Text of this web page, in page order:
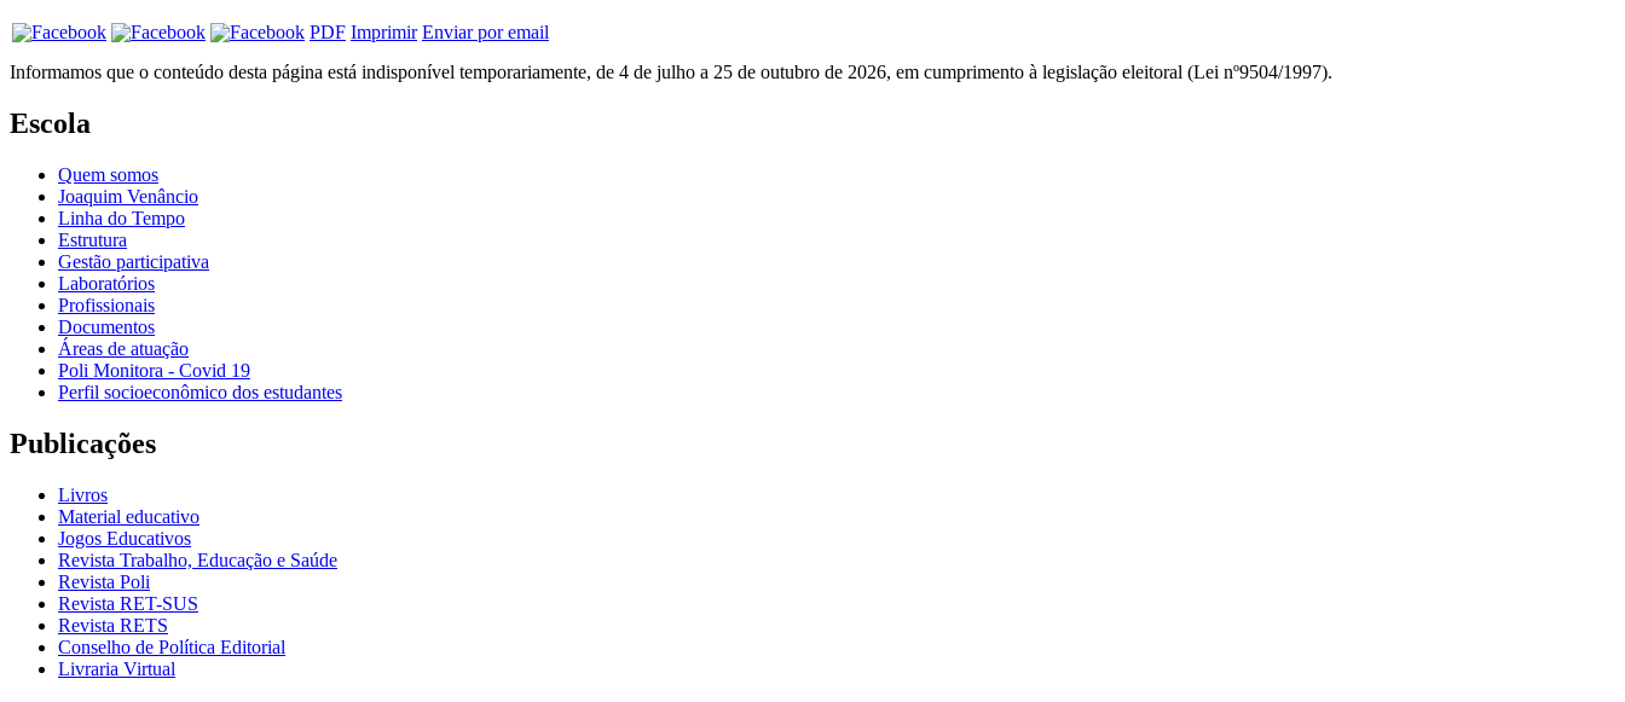
PDF Imprimir Enviar por email
Informamos que o conteúdo desta página está indisponível temporariamente, de 4 de julho a 25 de outubro de 2026, em cumprimento à legislação eleitoral (Lei nº9504/1997).
Escola
Quem somos
Joaquim Venâncio
Linha do Tempo
Estrutura
Gestão participativa
Laboratórios
Profissionais
Documentos
Áreas de atuação
Poli Monitora - Covid 19
Perfil socioeconômico dos estudantes
Publicações
Livros
Material educativo
Jogos Educativos
Revista Trabalho, Educação e Saúde
Revista Poli
Revista RET-SUS
Revista RETS
Conselho de Política Editorial
Livraria Virtual